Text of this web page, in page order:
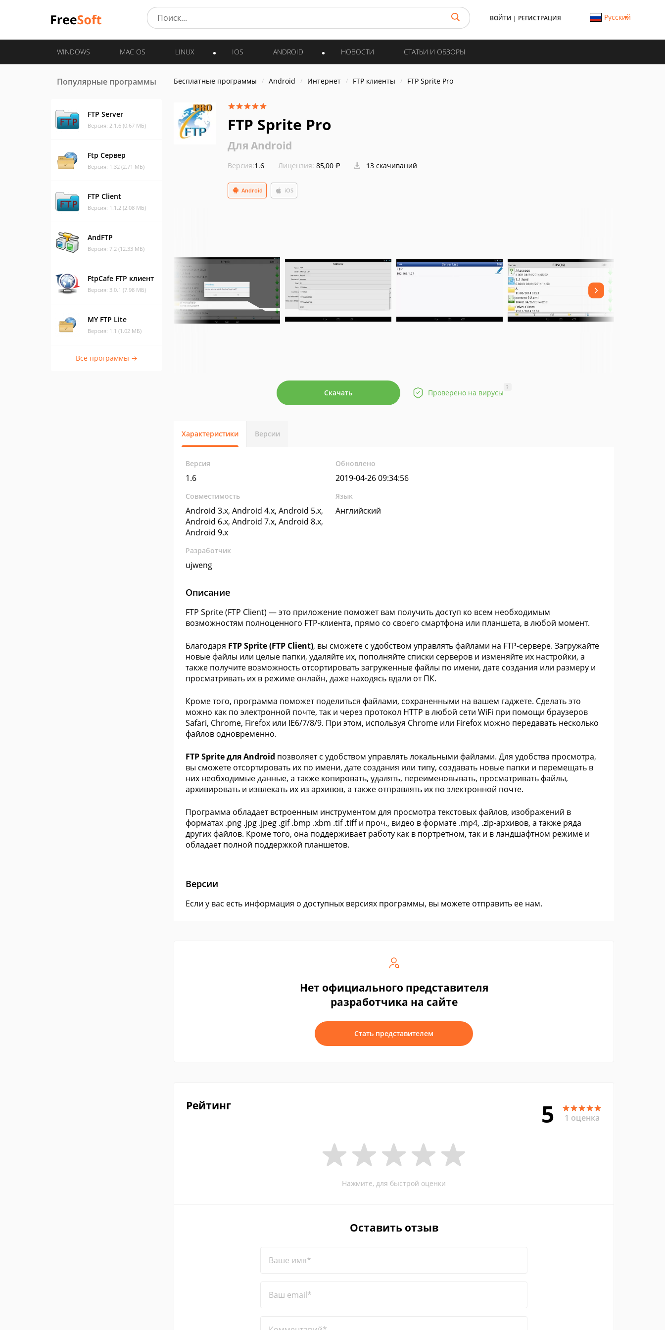
ВОЙТИ | РЕГИСТРАЦИЯ Русский
WINDOWS MAC OS LINUX IOS ANDROID НОВОСТИ СТАТЬИ И ОБЗОРЫ
Популярные программы
FTP Server
Версия: 2.1.6 (0.67 МБ)
Ftp Сервер
Версия: 1.32 (2.71 МБ)
FTP Client
Версия: 1.1.2 (2.08 МБ)
AndFTP
Версия: 7.2 (12.33 МБ)
FtpCafe FTP клиент
Версия: 3.0.1 (7.98 МБ)
MY FTP Lite
Версия: 1.1 (1.02 МБ)
Все программы →
Бесплатные программы Android Интернет FTP клиенты FTP Sprite Pro
FTP Sprite Pro
Для Android
Версия:1.6 Лицензия: 85,00 ₽ 13 скачиваний
iOS
Android
Скачать Проверено на вирусы
?
Характеристики Версии
Версия
1.6
Обновлено
2019-04-26 09:34:56
Совместимость
Android 3.x, Android 4.x, Android 5.x,
Android 6.x, Android 7.x, Android 8.x,
Android 9.x
Язык
Английский
Разработчик
ujweng
Описание
FTP Sprite (FTP Client) — это приложение поможет вам получить доступ ко всем необходимым
возможностям полноценного FTP-клиента, прямо со своего смартфона или планшета, в любой момент.
Благодаря FTP Sprite (FTP Client), вы сможете с удобством управлять файлами на FTP-сервере. Загружайте
новые файлы или целые папки, удаляйте их, пополняйте списки серверов и изменяйте их настройки, а
также получите возможность отсортировать загруженные файлы по имени, дате создания или размеру и
просматривать их в режиме онлайн, даже находясь вдали от ПК.
Кроме того, программа поможет поделиться файлами, сохраненными на вашем гаджете. Сделать это
можно как по электронной почте, так и через протокол HTTP в любой сети WiFi при помощи браузеров
Safari, Chrome, Firefox или IE6/7/8/9. При этом, используя Chrome или Firefox можно передавать несколько
файлов одновременно.
FTP Sprite для Android позволяет с удобством управлять локальными файлами. Для удобства просмотра,
вы сможете отсортировать их по имени, дате создания или типу, создавать новые папки и перемещать в
них необходимые данные, а также копировать, удалять, переименовывать, просматривать файлы,
архивировать и извлекать их из архивов, а также отправлять их по электронной почте.
Программа обладает встроенным инструментом для просмотра текстовых файлов, изображений в
форматах .png .jpg .jpeg .gif .bmp .xbm .tif .tiff и проч., видео в формате .mp4, .zip-архивов, а также ряда
других файлов. Кроме того, она поддерживает работу как в портретном, так и в ландшафтном режиме и
обладает полной поддержкой планшетов.
Версии
Если у вас есть информация о доступных версиях программы, вы можете отправить ее нам.
Нет официального представителя
разработчика на сайте
Стать представителем
Рейтинг 5 1 оценка
Нажмите, для быстрой оценки
Оставить отзыв
Ваше имя*
Ваш email*